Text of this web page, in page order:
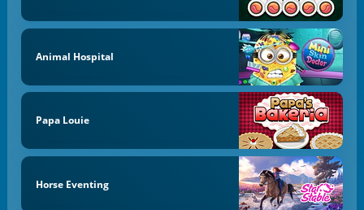
Animal Hospital
Papa Louie
Horse Eventing